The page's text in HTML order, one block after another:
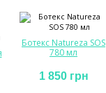
Ботекс Natureza SOS
780 мл
1 850 грн